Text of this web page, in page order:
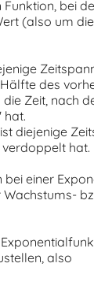
bei
(also um
des
Zeit, nach
hat.
diejenige
hat.
bei einer
also